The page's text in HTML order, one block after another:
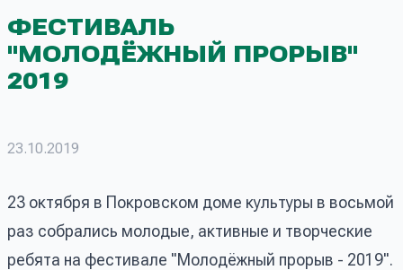
ФЕСТИВАЛЬ
"МОЛОДЁЖНЫЙ ПРОРЫВ"
2019
23.10.2019
23 октября в Покровском доме культуры в восьмой
раз собрались молодые, активные и творческие
ребята на фестивале "Молодёжный прорыв - 2019".